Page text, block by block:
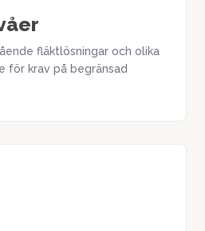
fläktlösningar och olika
för krav på begränsad